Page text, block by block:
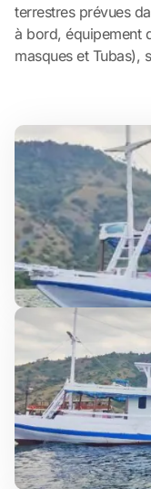
terrestres prévues
à bord, équipement
masques et Tubas),